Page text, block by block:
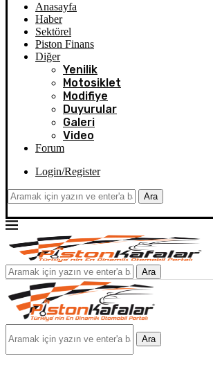
Anasayfa
Haber
Sektörel
Piston Finans
Diğer
Yenilik
Motosiklet
Modifiye
Duyurular
Galeri
Video
Forum
Login/Register
Ara
Ara
Ara